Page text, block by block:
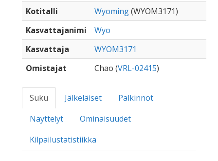
Kotitalli
Wyoming(WYOM3171)
Kasvattajanimi
Wyo
Kasvattaja
WYOM3171
Omistajat
Chao (VRL-02415)
Suku Jälkeläiset
Palkinnot
Näyttelyt
Ominaisuudet
Kilpailustatistiikka